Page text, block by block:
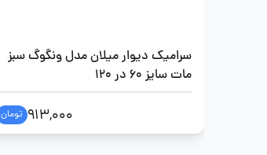
سرامیک دیوار میلان مدل ونگوگ سبز
مات سایز 60 در 120
913,000 تومان